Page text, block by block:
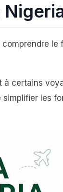
à certains
les